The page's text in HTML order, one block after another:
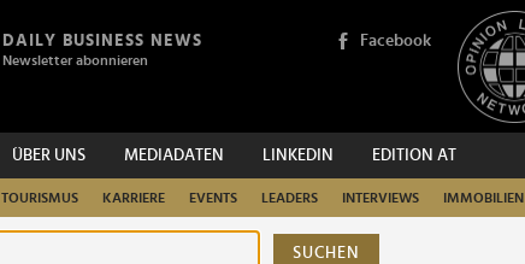
DAILY BUSINESS NEWS
Newsletter abonnieren
Facebook
ÜBER UNS MEDIADATEN LINKEDIN EDITION AT
TOURISMUS KARRIERE EVENTS LEADERS INTERVIEWS IMMOBILIEN
SUCHEN